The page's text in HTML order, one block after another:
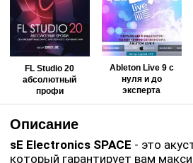
FL Studio 20
абсолютный
профи
Ableton Live 9 с
нуля и до
эксперта
Описание
sE Electronics SPACE - это
который гарантирует вам